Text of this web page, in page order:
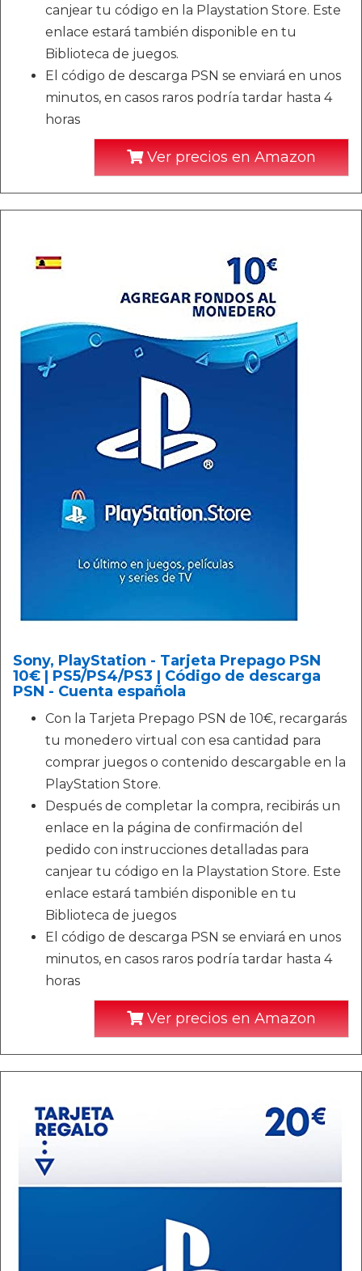
canjear tu código en la Playstation Store. Este
enlace estará también disponible en tu
Biblioteca de juegos.
El código de descarga PSN se enviará en unos
minutos, en casos raros podría tardar hasta 4
horas
Ver precios en Amazon
Sony, PlayStation - Tarjeta Prepago PSN
10€ | PS5/PS4/PS3 | Código de descarga
PSN - Cuenta española
Con la Tarjeta Prepago PSN de 10€, recargarás
tu monedero virtual con esa cantidad para
comprar juegos o contenido descargable en la
PlayStation Store.
Después de completar la compra, recibirás un
enlace en la página de confirmación del
pedido con instrucciones detalladas para
canjear tu código en la Playstation Store. Este
enlace estará también disponible en tu
Biblioteca de juegos
El código de descarga PSN se enviará en unos
minutos, en casos raros podría tardar hasta 4
horas
Ver precios en Amazon